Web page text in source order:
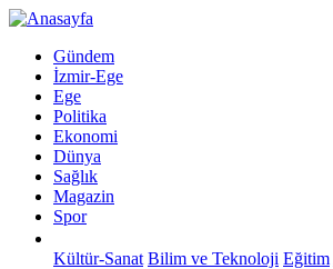
Gündem
İzmir-Ege
Ege
Politika
Ekonomi
Dünya
Sağlık
Magazin
Spor
Kültür-Sanat Bilim ve Teknoloji Eğitim